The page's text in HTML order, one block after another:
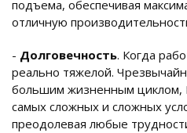
подъема, обеспечивая
отличную
- Долговечность. Когда
реально тяжелой.
большим жизненным циклом,
самых сложных и сложных
преодолевая любые